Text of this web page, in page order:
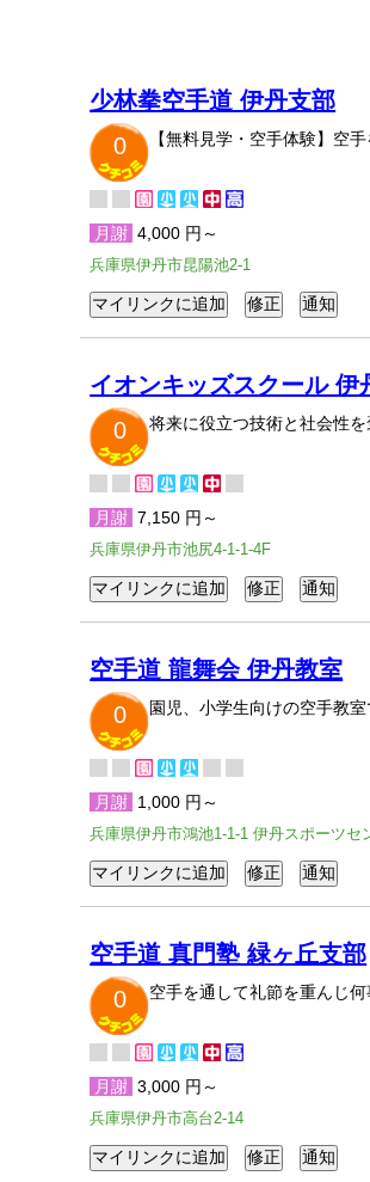
少林拳空手道 伊丹支部
0
【無料見学・空手体験】空
月謝 4,000 円～
兵庫県伊丹市昆陽池2-1
イオンキッズスクール 伊
0
将来に役立つ技術と社会性
月謝 7,150 円～
兵庫県伊丹市池尻4-1-1-4F
空手道 龍舞会 伊丹教室
0
園児、小学生向けの空手教
月謝 1,000 円～
兵庫県伊丹市鴻池1-1-1 伊丹スポーツセ
空手道 真門塾 緑ヶ丘支部
0
空手を通して礼節を重んじ
月謝 3,000 円～
兵庫県伊丹市高台2-14